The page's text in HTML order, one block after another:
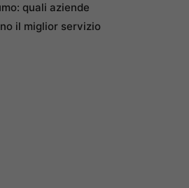
quali aziende
il miglior servizio